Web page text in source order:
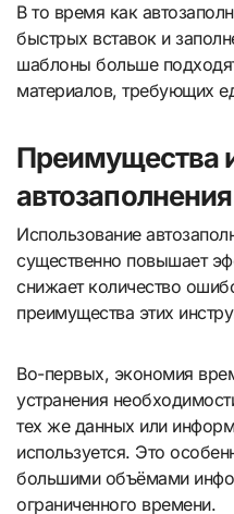
В то время как
быстрых вставок и
шаблоны больше
материалов, требующих
Преимущества
Использование
существенно повышает
снижает количество
преимущества этих
Во-первых, экономия
устранения
тех же данных или
используется. Это
большими объёмами
ограниченного времени.